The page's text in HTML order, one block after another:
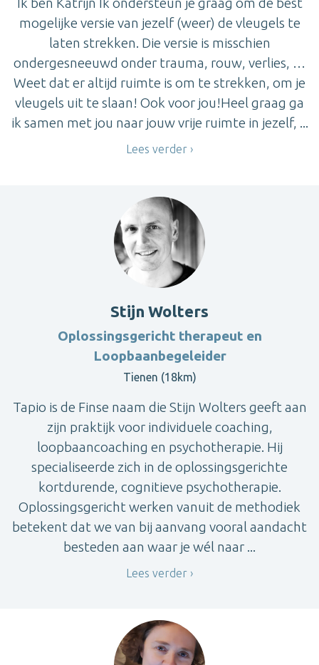
mogelijke versie van jezelf (weer) de vleugels te
laten strekken. Die versie is misschien
ondergesneeuwd onder trauma, rouw, verlies, …
Weet dat er altijd ruimte is om te strekken, om je
vleugels uit te slaan! Ook voor jou!Heel graag ga
ik samen met jou naar jouw vrije ruimte in jezelf, ...
Lees verder
Stijn Wolters
Oplossingsgericht therapeut en
Loopbaanbegeleider
Tienen (18km)
Tapio is de Finse naam die Stijn Wolters geeft aan
zijn praktijk voor individuele coaching,
loopbaancoaching en psychotherapie. Hij
specialiseerde zich in de oplossingsgerichte
kortdurende, cognitieve psychotherapie.
Oplossingsgericht werken vanuit de methodiek
betekent dat we van bij aanvang vooral aandacht
besteden aan waar je wél naar ...
Lees verder